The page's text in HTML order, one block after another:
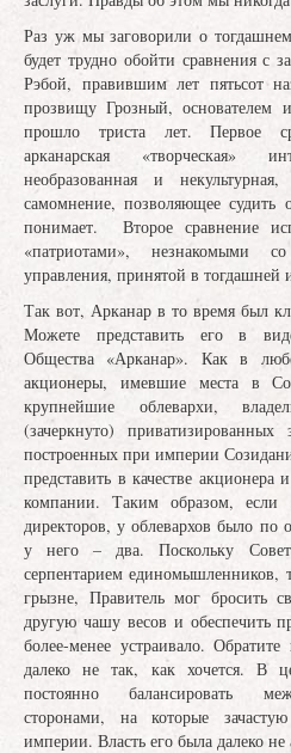
Раз уж мы заговорили о
будет трудно обойти сравнения с
Рэбой, правившим лет пятьсот
прозвищу Грозный, основателем
прошло триста лет. Первое
арканарская «творческая»
необразованная и
самомнение, позволяющее
понимает. Второе сравнение
«патриотами», незнакомыми
управления, принятой в тогдашней
Так вот, Арканар в то время был
Можете представить его в
Общества «Арканар». Как в
акционеры, имевшие места в
крупнейшие облевархи,
(зачеркнуто)
построенных при империи
представить в качестве акционера
компании. Таким образом, если
директоров, у облевархов было
у него – два. Поскольку
серпентарием единомышленников,
грызне, Правитель мог бросить
другую чашу весов и обеспечить
более-менее устраивало.
далеко не так, как хочется.
постоянно балансировать
сторонами, на которые
империи. Власть его была далеко не